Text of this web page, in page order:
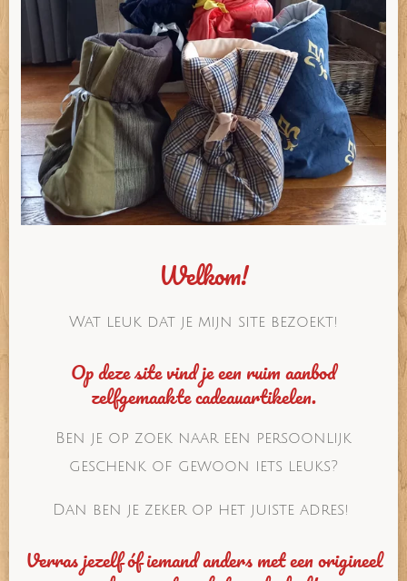
Welkom!
Wat leuk dat je mijn site bezoekt!
Op deze site vind je een ruim aanbod
zelfgemaakte cadeauartikelen.
Ben je op zoek naar een persoonlijk
geschenk of gewoon iets leuks?
Dan ben je zeker op het juiste adres!
Verras jezelf óf iemand anders met een origineel